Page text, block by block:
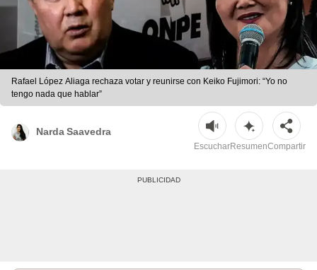
Rafael López Aliaga rechaza votar y reunirse con Keiko Fujimori: “Yo no
tengo nada que hablar”
Narda Saavedra
EscucharResumenCompartir